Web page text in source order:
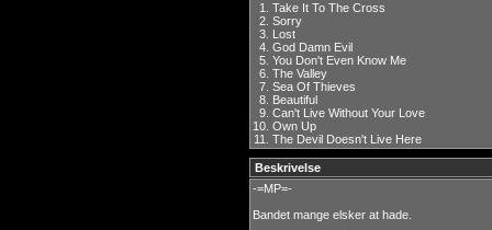
1. Take It To The Cross
2. Sorry
3. Lost
4. God Damn Evil
5. You Don't Even Know Me
6. The Valley
7. Sea Of Thieves
8. Beautiful
9. Can't Live Without Your Love
10. Own Up
11. The Devil Doesn't Live Here
Beskrivelse
-=MP=-
Bandet mange elsker at hade.